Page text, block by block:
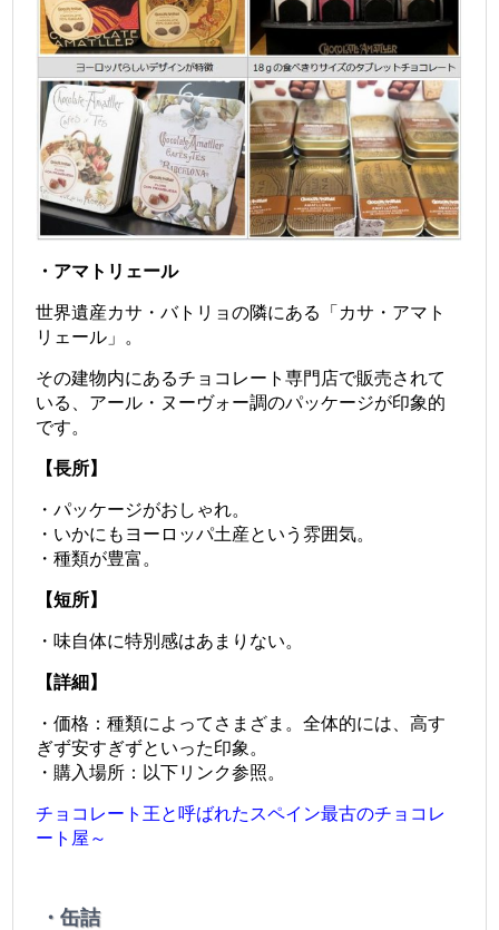
・アマトリェール
世界遺産カサ・バトリョの隣にある「カサ・アマト
リェール」。
その建物内にあるチョコレート専門店で販売されて
いる、アール・ヌーヴォー調のパッケージが印象的
です。
【長所】
・パッケージがおしゃれ。
・いかにもヨーロッパ土産という雰囲気。
・種類が豊富。
【短所】
・味自体に特別感はあまりない。
【詳細】
・価格：種類によってさまざま。全体的には、高す
ぎず安すぎずといった印象。
・購入場所：以下リンク参照。
チョコレート王と呼ばれたスペイン最古のチョコレ
ート屋～
・缶詰